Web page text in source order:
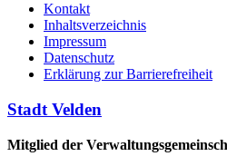
Kontakt
Inhaltsverzeichnis
Impressum
Datenschutz
Erklärung zur Barrierefreiheit
Stadt Velden
Mitglied der